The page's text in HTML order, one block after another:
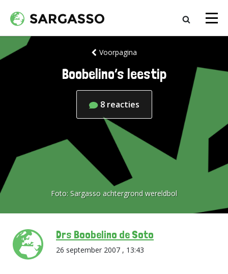
Voorpagina
Boobelino’s leestip
8 reacties
Foto: Sargasso achtergrond wereldbol
Drs Boobelino de Soto
26 september 2007 , 13:43